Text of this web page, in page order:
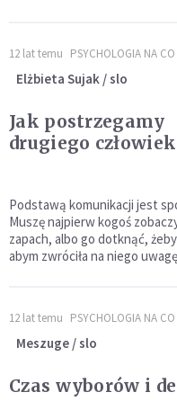
12 lat temu PSYCHOLOGIA NA
Elżbieta Sujak / slo
Jak postrzegamy
drugiego
Podstawą komunikacji jest
Muszę najpierw kogoś
zapach, albo go dotknąć,
abym zwróciła na niego
12 lat temu PSYCHOLOGIA NA
Meszuge / slo
Czas wyborów i